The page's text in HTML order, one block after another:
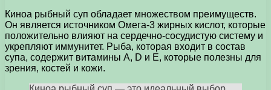
Киноа рыбный суп обладает множеством преимуществ.
Он является источником Омега-3 жирных кислот, которые
положительно влияют на сердечно-сосудистую систему и
укрепляют иммунитет. Рыба, которая входит в состав
супа, содержит витамины А, D и Е, которые полезны для
зрения, костей и кожи.